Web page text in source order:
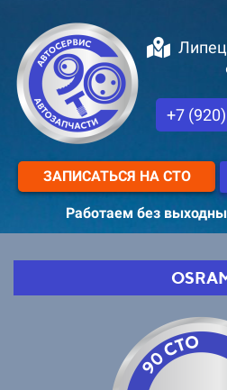
+7
ЗАПИСАТЬСЯ НА СТО
Работаем без